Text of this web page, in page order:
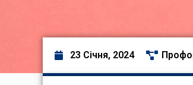
23 Січня, 2024